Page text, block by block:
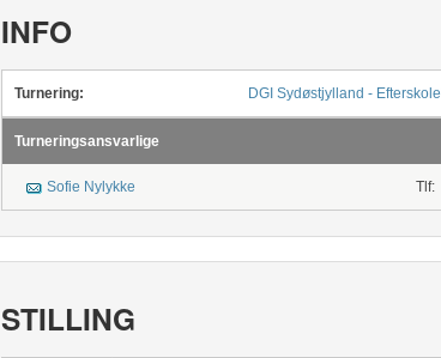
INFO
Turnering: DGI Sydøstjylland -
Turneringsansvarlige
Sofie Nylykke Tlf:
STILLING